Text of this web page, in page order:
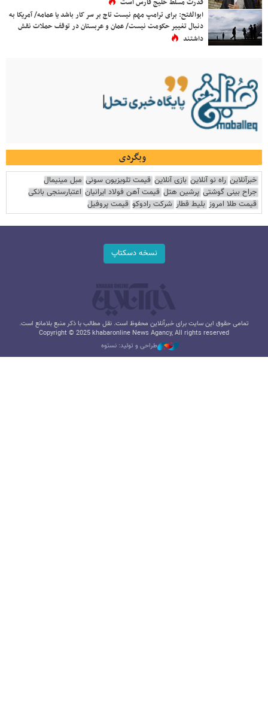
قدرت مسلط خلیج فارس است
ابوالفتح: برای ترامپ مهم نیست تاج بر سر کار باشد یا عمامه/ آمریکا به
دنبال تغییر حکومت نیست/ عمان و عربستان در توقف حملات نقش
داشتند
وبگردی
خبرآنلاین راه نو آنلاین بازی آنلاین قیمت تلویزیون سونی مبل مینیمال
جراح بینی گوشتی پرشین هتل قیمت آهن فولاد ایرانیان اعتبارسنجی بانکی
قیمت طلا امروز بلیط قطار شرکت رادوکو قیمت پروفیل
نسخه دسکتاپ
تمامی حقوق این سایت برای خبرآنلاین محفوظ است. نقل مطالب با ذکر منبع بلامانع است.
Copyright © 2025 khabaronline News Agancy, All rights reserved
طراحی و تولید: نستوه